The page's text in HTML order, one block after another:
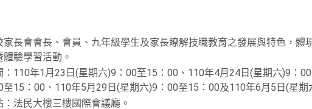
家長會會長、會員、九年級學生及家長瞭解技職教育之發展與特色，體
驗學習活動。
：110年1月23日(星期六)9：00至15：00、110年4月24日(星期六)9：
至15：00、110年5月29日(星期六)9：00至15：00及110年6月5日(星期
：法民大樓三樓國際會議廳。